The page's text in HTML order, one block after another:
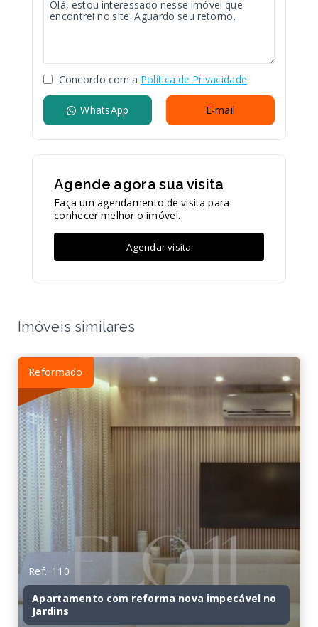
Concordo com a Política de Privacidade
WhatsApp E-mail
Agende agora sua visita
Faça um agendamento de visita para
conhecer melhor o imóvel.
Agendar visita
Imóveis similares
Reformado
Ref.: 110
Apartamento com reforma nova impecável no
Jardins